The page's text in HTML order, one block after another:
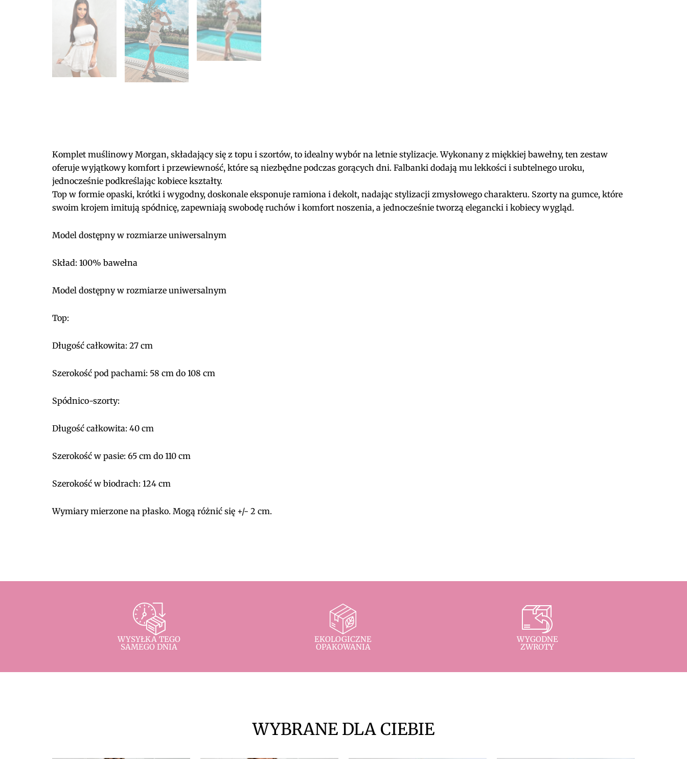
Komplet muślinowy Morgan, składający się z topu i szortów, to idealny wybór na letnie stylizacje. Wykonany z miękkiej bawełny, ten zestaw
oferuje wyjątkowy komfort i przewiewność, które są niezbędne podczas gorących dni. Falbanki dodają mu lekkości i subtelnego uroku,
jednocześnie podkreślając kobiece kształty.
Top w formie opaski, krótki i wygodny, doskonale eksponuje ramiona i dekolt, nadając stylizacji zmysłowego charakteru. Szorty na gumce, które
swoim krojem imitują spódnicę, zapewniają swobodę ruchów i komfort noszenia, a jednocześnie tworzą elegancki i kobiecy wygląd.
Model dostępny w rozmiarze uniwersalnym
Skład: 100% bawełna
Model dostępny w rozmiarze uniwersalnym
Top:
Długość całkowita: 27 cm
Szerokość pod pachami: 58 cm do 108 cm
Spódnico-szorty:
Długość całkowita: 40 cm
Szerokość w pasie: 65 cm do 110 cm
Szerokość w biodrach: 124 cm
Wymiary mierzone na płasko. Mogą różnić się +/- 2 cm.
WYSYŁKA TEGO
SAMEGO DNIA
EKOLOGICZNE
OPAKOWANIA
WYGODNE
ZWROTY
WYBRANE DLA CIEBIE